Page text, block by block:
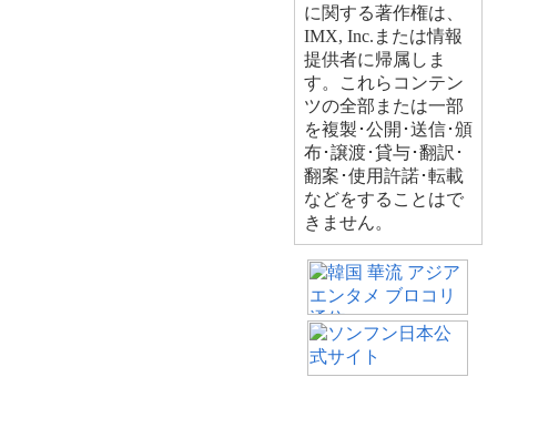
に関する著作権は、
IMX, Inc.または情報
提供者に帰属しま
す。これらコンテン
ツの全部または一部
を複製･公開･送信･頒
布･譲渡･貸与･翻訳･
翻案･使用許諾･転載
などをすることはで
きません。